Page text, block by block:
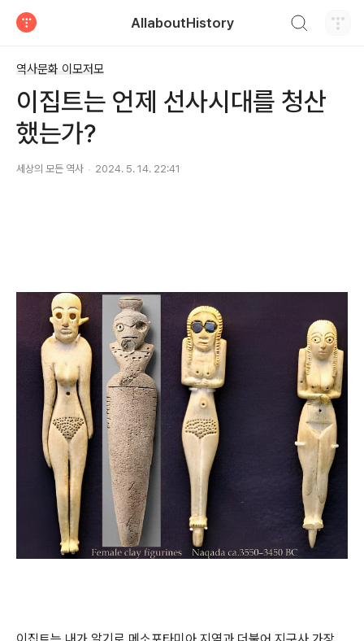
AllaboutHistory
역사문화 이모저모
이집트는 언제 선사시대를 청산
했는가?
세상의 모든 역사 2024. 5. 14. 22:41